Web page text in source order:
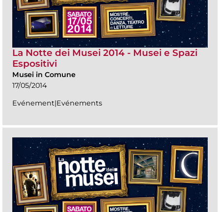
La Notte dei Musei 2014 - Musei e Spazi
Espositivi
Musei in Comune
17/05/2014
Evénement|Evénements